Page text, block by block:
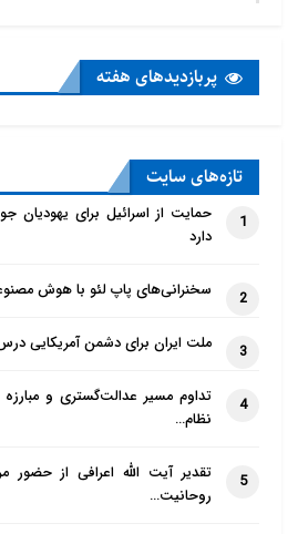
پربازدید‌های هفته
تازه‌‌های سایت
1
حمایت از اسرائیل برای یهودیان
دارد
2 سخنرانی‌های پاپ لئو با هوش
3 ملت ایران برای دشمن آمریکایی
4
تداوم مسیر عدالت‌گستری و
نظام…
5
تقدیر آیت الله اعرافی از حضور
روحانیت…